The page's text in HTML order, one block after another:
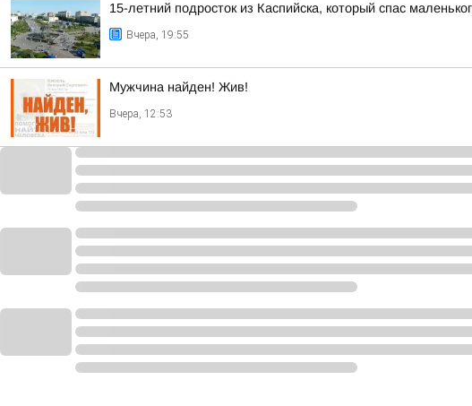
15-летний подросток из Каспийска, который спас
Вчера, 19:55
Мужчина найден! Жив!
Вчера, 12:53